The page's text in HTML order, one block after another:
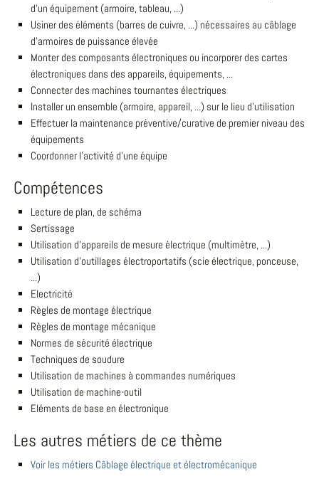
d'un équipement (armoire, tableau, ...)
Usiner des éléments (barres de cuivre, ...) nécessaires au câblage
d'armoires de puissance élevée
Monter des composants électroniques ou incorporer des cartes
électroniques dans des appareils, équipements, ...
Connecter des machines tournantes électriques
Installer un ensemble (armoire, appareil, ...) sur le lieu d'utilisation
Effectuer la maintenance préventive/curative de premier niveau des
équipements
Coordonner l'activité d'une équipe
Compétences
Lecture de plan, de schéma
Sertissage
Utilisation d'appareils de mesure électrique (multimètre, ...)
Utilisation d'outillages électroportatifs (scie électrique, ponceuse,
...)
Electricité
Règles de montage électrique
Règles de montage mécanique
Normes de sécurité électrique
Techniques de soudure
Utilisation de machines à commandes numériques
Utilisation de machine-outil
Eléments de base en électronique
Les autres métiers de ce thème
Voir les métiers Câblage électrique et électromécanique